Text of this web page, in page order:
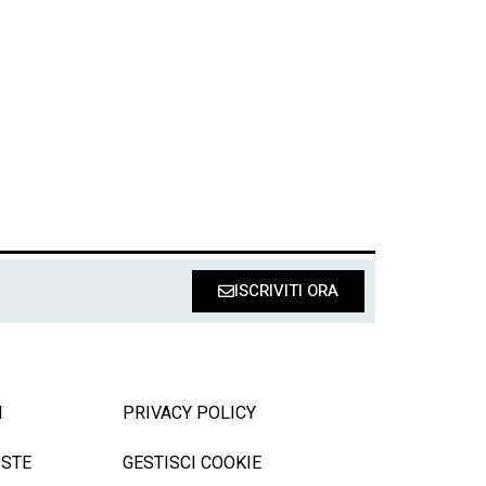
ISCRIVITI ORA
PRIVACY POLICY
GESTISCI COOKIE